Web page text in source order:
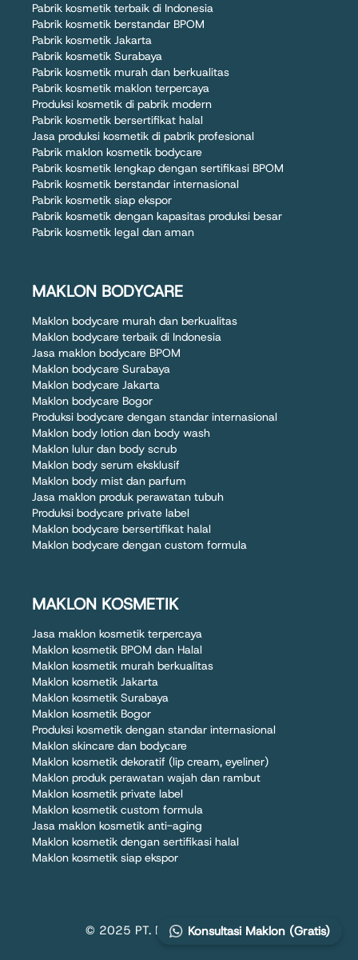
Pabrik kosmetik terbaik di Indonesia
Pabrik kosmetik berstandar BPOM
Pabrik kosmetik Jakarta
Pabrik kosmetik Surabaya
Pabrik kosmetik murah dan berkualitas
Pabrik kosmetik maklon terpercaya
Produksi kosmetik di pabrik modern
Pabrik kosmetik bersertifikat halal
Jasa produksi kosmetik di pabrik profesional
Pabrik maklon kosmetik bodycare
Pabrik kosmetik lengkap dengan sertifikasi BPOM
Pabrik kosmetik berstandar internasional
Pabrik kosmetik siap ekspor
Pabrik kosmetik dengan kapasitas produksi besar
Pabrik kosmetik legal dan aman
MAKLON BODYCARE
Maklon bodycare murah dan berkualitas
Maklon bodycare terbaik di Indonesia
Jasa maklon bodycare BPOM
Maklon bodycare Surabaya
Maklon bodycare Jakarta
Maklon bodycare Bogor
Produksi bodycare dengan standar internasional
Maklon body lotion dan body wash
Maklon lulur dan body scrub
Maklon body serum eksklusif
Maklon body mist dan parfum
Jasa maklon produk perawatan tubuh
Produksi bodycare private label
Maklon bodycare bersertifikat halal
Maklon bodycare dengan custom formula
MAKLON KOSMETIK
Jasa maklon kosmetik terpercaya
Maklon kosmetik BPOM dan Halal
Maklon kosmetik murah berkualitas
Maklon kosmetik Jakarta
Maklon kosmetik Surabaya
Maklon kosmetik Bogor
Produksi kosmetik dengan standar internasional
Maklon skincare dan bodycare
Maklon kosmetik dekoratif (lip cream, eyeliner)
Maklon produk perawatan wajah dan rambut
Maklon kosmetik private label
Maklon kosmetik custom formula
Jasa maklon kosmetik anti-aging
Maklon kosmetik dengan sertifikasi halal
Maklon kosmetik siap ekspor
© 2025 PT. DIZZA KARYA UTAMA
Konsultasi Maklon (Gratis)